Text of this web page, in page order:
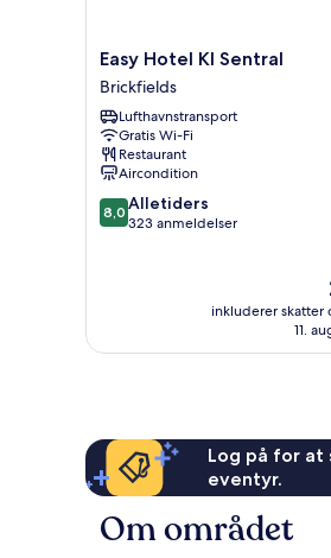
Easy
Hotel
Kl
Sentral
Brickfields
Easy Hotel Kl Sentral
Brickfields
Lufthavnstransport
Gratis Wi-Fi
Restaurant
Aircondition
8.0
ud
8,0 Alletiders
323 anmeldelser
inkluderer skatter
11.
Log på for
eventyr.
Om området